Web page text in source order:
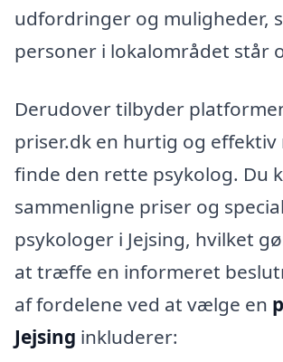
udfordringer og muligheder,
personer i lokalområdet står
Derudover tilbyder
priser.dk en hurtig og effektiv
finde den rette psykolog. Du
sammenligne priser og
psykologer i Jejsing, hvilket
at træffe en informeret
af fordelene ved at vælge en
Jejsing inkluderer: